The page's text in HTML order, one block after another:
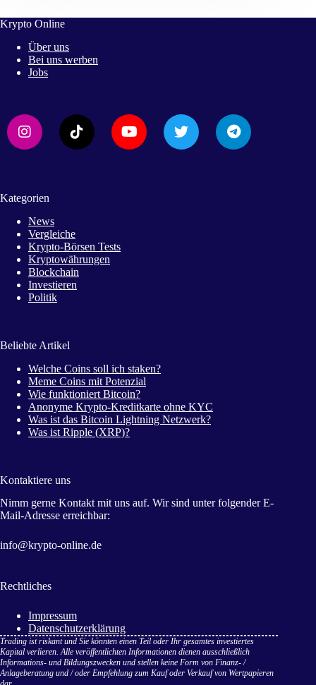
Krypto Online
Über uns
Bei uns werben
Jobs
Kategorien
News
Vergleiche
Krypto-Börsen Tests
Kryptowährungen
Blockchain
Investieren
Politik
Beliebte Artikel
Welche Coins soll ich staken?
Meme Coins mit Potenzial
Wie funktioniert Bitcoin?
Anonyme Krypto-Kreditkarte ohne KYC
Was ist das Bitcoin Lightning Netzwerk?
Was ist Ripple (XRP)?
Kontaktiere uns
Nimm gerne Kontakt mit uns auf. Wir sind unter folgender E-
Mail-Adresse erreichbar:
info@krypto-online.de
Rechtliches
Impressum
Datenschutzerklärung
Trading ist riskant und Sie könnten einen Teil oder Ihr gesamtes investiertes
Kapital verlieren. Alle veröffentlichten Informationen dienen ausschließlich
Informations- und Bildungszwecken und stellen keine Form von Finanz- /
Anlageberatung und / oder Empfehlung zum Kauf oder Verkauf von Wertpapieren